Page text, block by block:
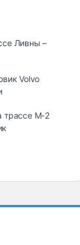
Ливны –
Volvo
трассе М-2